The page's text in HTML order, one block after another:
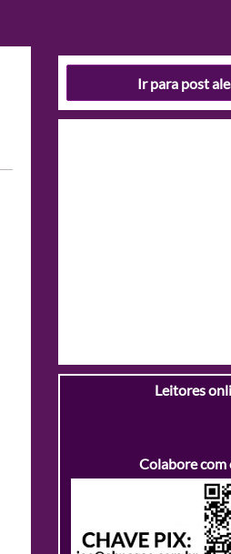
Ir para post
Leitores
Colabore com